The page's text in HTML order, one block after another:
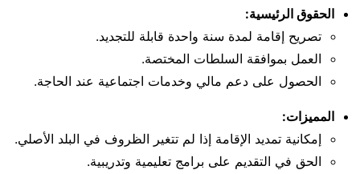
الحقوق الرئيسية:
تصريح إقامة لمدة سنة واحدة قابلة للتجديد.
العمل بموافقة السلطات المختصة.
الحصول على دعم مالي وخدمات اجتماعية عند الحاجة.
المميزات:
إمكانية تمديد الإقامة إذا لم تتغير الظروف في البلد الأصلي.
الحق في التقديم على برامج تعليمية وتدريبية.